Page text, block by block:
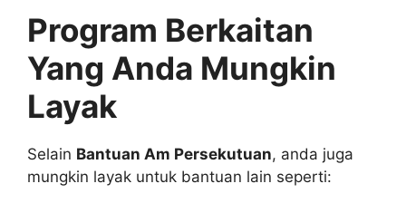
Program Berkaitan
Yang Anda Mungkin
Layak
Selain Bantuan Am Persekutuan, anda juga
mungkin layak untuk bantuan lain seperti: